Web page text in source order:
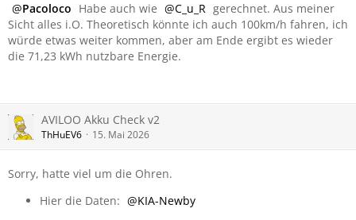
Pacoloco Habe auch wie C_u_R gerechnet. Aus meiner
Sicht alles i.O. Theoretisch könnte ich auch 100km/h fahren, ich
würde etwas weiter kommen, aber am Ende ergibt es wieder
die 71,23 kWh nutzbare Energie.
AVILOO Akku Check v2
ThHuEV6 15. Mai 2026
Sorry, hatte viel um die Ohren.
Hier die Daten:
KIA-Newby